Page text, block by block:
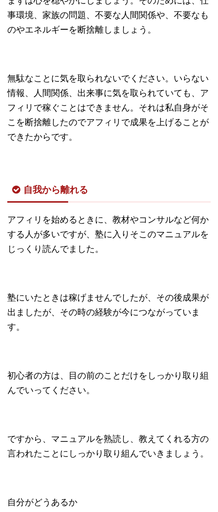
事環境、家族の問題、不要な人間関係や、不要なも
のやエネルギーを断捨離しましょう。
無駄なことに気を取られないでください。いらない
情報、人間関係、出来事に気を取られていても、ア
フィリで稼ぐことはできません。それは私自身がそ
こを断捨離したのでアフィリで成果を上げることが
できたからです。
自我から離れる
アフィリを始めるときに、教材やコンサルなど何か
する人が多いですが、塾に入りそこのマニュアルを
じっくり読んでました。
塾にいたときは稼げませんでしたが、その後成果が
出ましたが、その時の経験が今につながっていま
す。
初心者の方は、目の前のことだけをしっかり取り組
んでいってください。
ですから、マニュアルを熟読し、教えてくれる方の
言われたことにしっかり取り組んでいきましょう。
自分がどうあるか